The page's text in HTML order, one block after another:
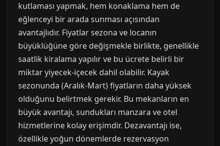
kutlaması yapmak, hem konaklama hem de
eğlenceyi bir arada sunması açısından
avantajlıdır. Fiyatlar sezona ve locanın
büyüklüğüne göre değişmekle birlikte, genellikle
saatlik kiralama yapılır ve bu ücrete belirli bir
miktar yiyecek-içecek dahil olabilir. Kayak
sezonunda (Aralık-Mart) fiyatların daha yüksek
olduğunu belirtmek gerekir. Bu mekanların en
büyük avantajı, sundukları manzara ve otel
hizmetlerine kolay erişimdir. Dezavantajı ise,
özellikle yoğun dönemlerde rezervasyon